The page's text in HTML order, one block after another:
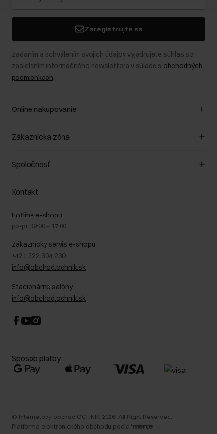
Zaregistrujte sa
Zadaním a schválením svojich údajov vyjadrujete súhlas so
zasielaním informačného newslettera v súlade s obchodných
podmienkach.
Online nakupovanie
Spravovať súbory cookie
Spôsob platby
Vrátenie
Zákaznícka zóna
Zákazníky klub
Pravidlá propagácie
Starostlivosť o kožu
Bezpečné nakupovanie
Blog
Najčastejšie kladené otázky (FAQ)
Spoločnosť
O nás
GDPR - Zásady ochrany osobných údajov
Právne informácie
Kontakt
Hotline e-shopu
po-pi: 09:00 – 17:00
Zákaznícky servis e-shopu
+421 322 304 230
info@obchod.ochnik.sk
Stacionárne salóny
info@obchod.ochnik.sk
Spôsob platby
© Internetový obchod OCHNIK 2026 . All Right Reserved.
Platforma elektronického obchodu podľa